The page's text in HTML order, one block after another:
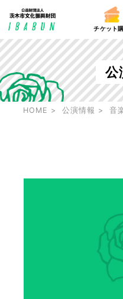
チケット
公
HOME 公演情報 音